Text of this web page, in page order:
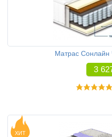
Матрас Сонлайн
3
ХИТ